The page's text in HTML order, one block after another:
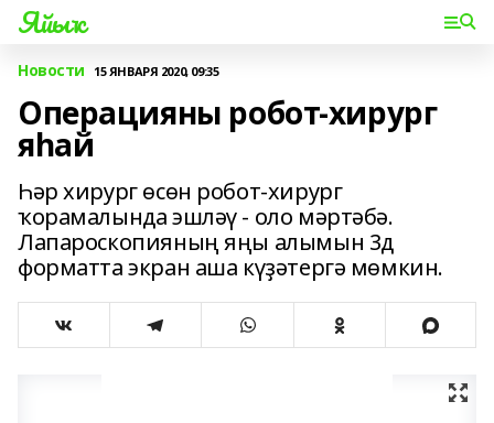
Яйыҡ
Новости 15 ЯНВАРЯ 2020, 09:35
Операцияны робот-хирург
яһай
Һәр хирург өсөн робот-хирург
ҡорамалында эшләү - оло мәртәбә.
Лапароскопияның яңы алымын 3д
форматта экран аша күҙәтергә мөмкин.